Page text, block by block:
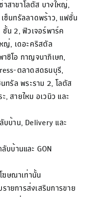
าสาขาโลตัส บางใหญ่,
ซ็นทรัลลาดพร้าว, แฟชั่น
น 2, ฟิวเจอร์พาร์ค
ญ่, เดอะคริสตัล
ซิโอ กาญจนาภิเษก,
ตลาดสดธนบุรี,
ทรัล พระราม 2, โลตัส
สายไหม อเวนิว และ
บ้าน, Delivery และ
บบ้านและ GON
ษณาเท่านั้น
ายการส่งเสริมการขาย